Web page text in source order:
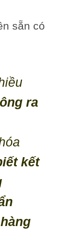
sẵn có
ra
kết